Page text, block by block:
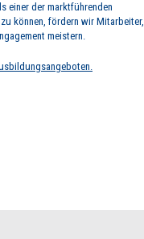
einer der marktführenden
können, fördern wir Mitarbeiter,
meistern.